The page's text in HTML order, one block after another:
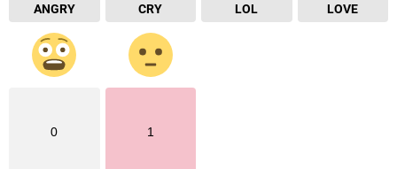
ANGRY CRY LOL LOVE
0 1